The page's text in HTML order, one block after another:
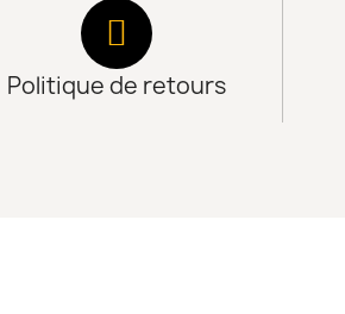
Politique de retours